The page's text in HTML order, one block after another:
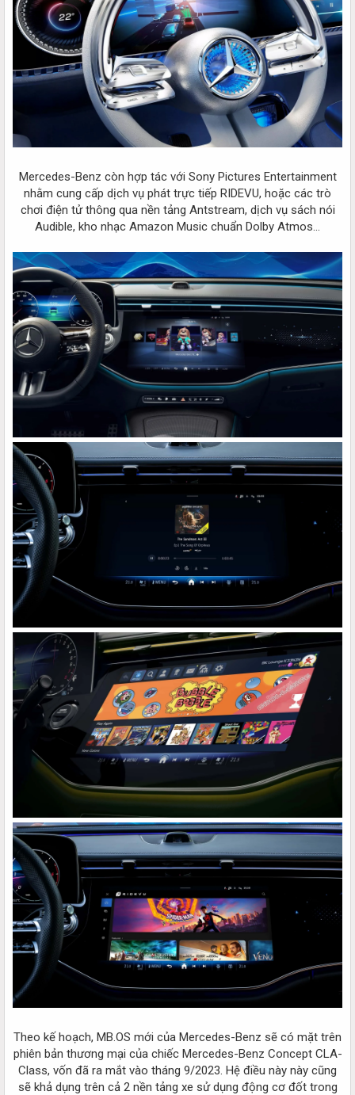
Mercedes-Benz còn hợp tác với Sony Pictures Entertainment
nhằm cung cấp dịch vụ phát trực tiếp RIDEVU, hoặc các trò
chơi điện tử thông qua nền tảng Antstream, dịch vụ sách nói
Audible, kho nhạc Amazon Music chuẩn Dolby Atmos...
Theo kế hoạch, MB.OS mới của Mercedes-Benz sẽ có mặt trên
phiên bản thương mại của chiếc Mercedes-Benz Concept CLA-
Class, vốn đã ra mắt vào tháng 9/2023. Hệ điều này này cũng
sẽ khả dụng trên cả 2 nền tảng xe sử dụng động cơ đốt trong